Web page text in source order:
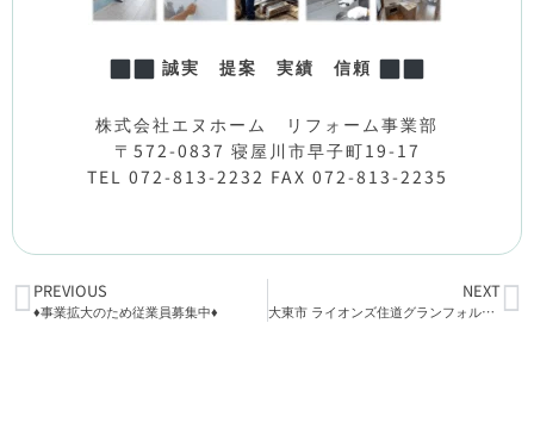
誠実 提案 実績 信頼
株式会社エヌホーム リフォーム事業部
〒572-0837 寝屋川市早子町19-17
TEL 072-813-2232 FAX 072-813-2235
PREVIOUS
♦事業拡大のため従業員募集中♦
NEXT
大東市 ライオンズ住道グランフォルト リフォーム工事着工